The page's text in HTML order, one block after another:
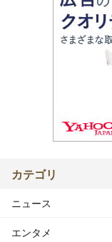
カテゴリ
ニュース
エンタメ